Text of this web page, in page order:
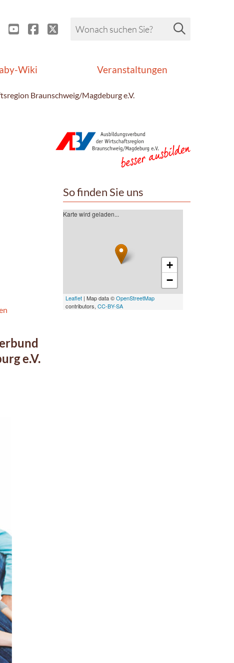
Wiki Veranstaltungen
Braunschweig/Magdeburg e.V.
e.V.
So finden Sie uns
Karte wird geladen...
+
−
Leaflet| Map data ©OpenStreetMap
contributors, CC-BY-SA